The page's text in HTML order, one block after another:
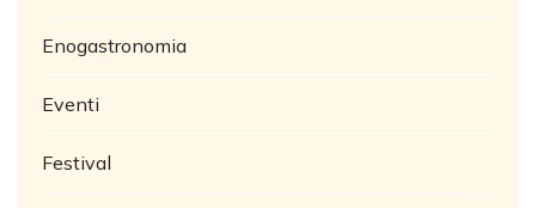
Enogastronomia
Eventi
Festival